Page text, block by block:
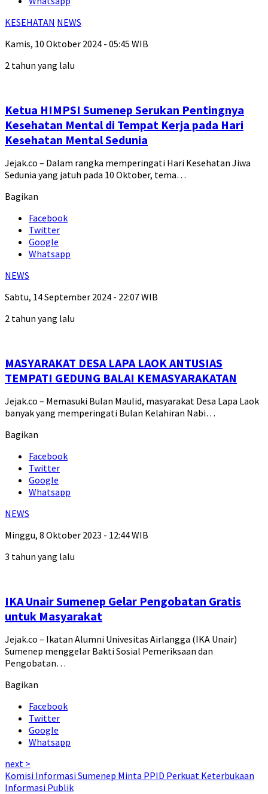
KESEHATAN NEWS
Kamis, 10 Oktober 2024 - 05:45 WIB
2 tahun yang lalu
Ketua HIMPSI Sumenep Serukan Pentingnya
Kesehatan Mental di Tempat Kerja pada Hari
Kesehatan Mental Sedunia
Jejak.co – Dalam rangka memperingati Hari Kesehatan Jiwa
Sedunia yang jatuh pada 10 Oktober, tema…
Bagikan
Facebook
Twitter
Google
Whatsapp
NEWS
Sabtu, 14 September 2024 - 22:07 WIB
2 tahun yang lalu
MASYARAKAT DESA LAPA LAOK ANTUSIAS
TEMPATI GEDUNG BALAI KEMASYARAKATAN
Jejak.co – Memasuki Bulan Maulid, masyarakat Desa Lapa Laok
banyak yang memperingati Bulan Kelahiran Nabi…
Bagikan
Facebook
Twitter
Google
Whatsapp
NEWS
Minggu, 8 Oktober 2023 - 12:44 WIB
3 tahun yang lalu
IKA Unair Sumenep Gelar Pengobatan Gratis
untuk Masyarakat
Jejak.co – Ikatan Alumni Univesitas Airlangga (IKA Unair)
Sumenep menggelar Bakti Sosial Pemeriksaan dan
Pengobatan…
Bagikan
Facebook
Twitter
Google
Whatsapp
next >
Komisi Informasi Sumenep Minta PPID Perkuat Keterbukaan
Informasi Publik